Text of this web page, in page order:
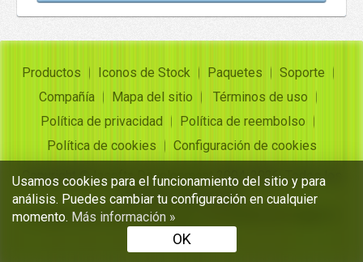
Productos Iconos de Stock Paquetes
Soporte
Compañía
Mapa del sitio
Términos de uso
Política de privacidad
Política de reembolso
Política de cookies
Configuración de cookies
Copyright ©Insofta Development 2004-2026. Todos los
derechos reservados
Conjuntos de iconos gratuitos, convertidor de imagen a
icono
Usamos cookies para el funcionamiento del sitio y para
análisis. Puedes cambiar tu configuración en cualquier
momento. Más información »
OK